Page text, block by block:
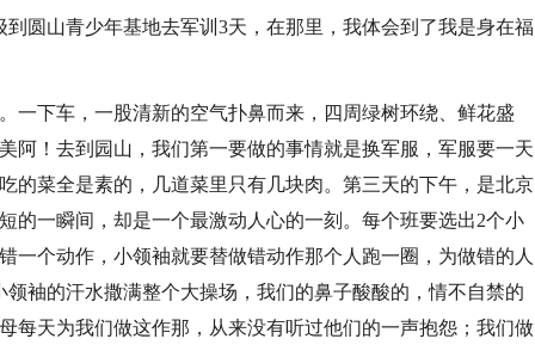
到圆山青少年基地去军训3天，在那里，我体会到了我是身在福
一下车，一股清新的空气扑鼻而来，四周绿树环绕、鲜花盛
阿！去到园山，我们第一要做的事情就是换军服，军服要一天
的菜全是素的，几道菜里只有几块肉。第三天的下午，是北京
的一瞬间，却是一个最激动人心的一刻。每个班要选出2个小
一个动作，小领袖就要替做错动作那个人跑一圈，为做错的人
袖的汗水撒满整个大操场，我们的鼻子酸酸的，情不自禁的
每天为我们做这作那，从来没有听过他们的一声抱怨；我们做